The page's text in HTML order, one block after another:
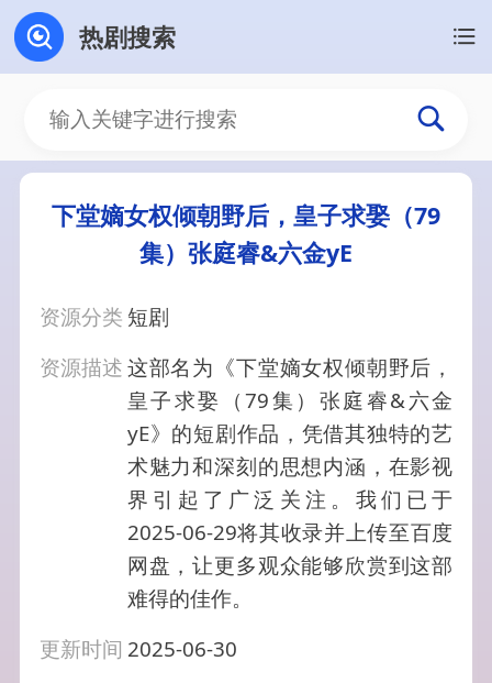
热剧搜索
下堂嫡女权倾朝野后，皇子求娶（79
集）张庭睿&六金yE
资源分类 短剧
资源描述这部名为《下堂嫡女权倾朝野后，
皇子求娶（79集）张庭睿&六金
yE》的短剧作品，凭借其独特的艺
术魅力和深刻的思想内涵，在影视
界引起了广泛关注。我们已于
2025-06-29将其收录并上传至百度
网盘，让更多观众能够欣赏到这部
难得的佳作。
更新时间 2025-06-30